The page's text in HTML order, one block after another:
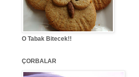
O Tabak Bitecek!!
ÇORBALAR